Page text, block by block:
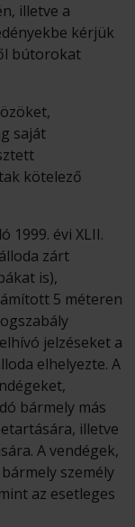
illetve a
kérjük
bútorokat
saját
kötelező
1999. évi XLII.
zárt
is),
5 méteren
jelzéseket a
elhelyezte. A
bármely más
illetve
A vendégek,
személy
az esetleges